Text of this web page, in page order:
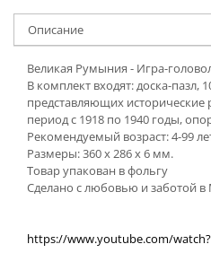
Oписание
Великая Румыния - Игра-
В комплект входят: доска-пазл,
представляющих
период с 1918 по 1940 годы,
Рекомендуемый возраст: 4-99
Размеры: 360 х 286 х 6 мм.
Товар упакован в фольгу
Сделано с любовью и заботой в
https://www.youtube.com/